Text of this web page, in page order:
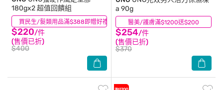
買民生/髮類用品滿$388即贈好禮 (數量有限,送完為止)
180gx2 超值回饋組
$220/件
(售價已折)
$400
(0) 醫美/護膚滿$1200送$200
a 90g
$254/件
(售價已折)
$370
(16)